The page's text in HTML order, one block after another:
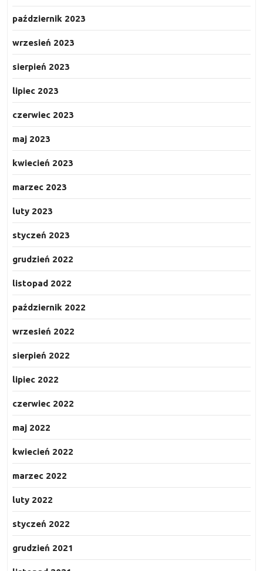
październik 2023
wrzesień 2023
sierpień 2023
lipiec 2023
czerwiec 2023
maj 2023
kwiecień 2023
marzec 2023
luty 2023
styczeń 2023
grudzień 2022
listopad 2022
październik 2022
wrzesień 2022
sierpień 2022
lipiec 2022
czerwiec 2022
maj 2022
kwiecień 2022
marzec 2022
luty 2022
styczeń 2022
grudzień 2021